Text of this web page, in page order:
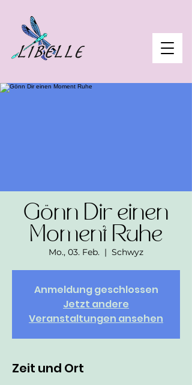
Gönn Dir einen
Moment Ruhe
Mo., 03. Feb.
  |
Schwyz
Anmeldung geschlossen
Jetzt andere
Veranstaltungen ansehen
Zeit und Ort